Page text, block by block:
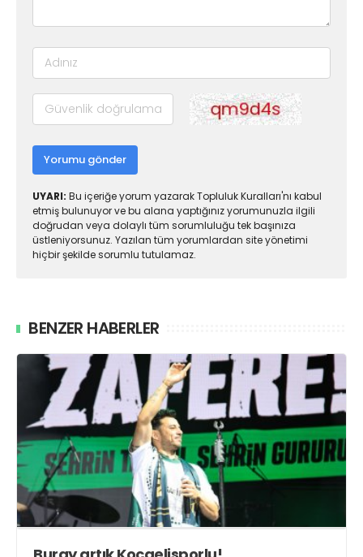
Yorumu gönder
UYARI: Bu içeriğe yorum yazarak Topluluk Kuralları'nı kabul
etmiş bulunuyor ve bu alana yaptığınız yorumunuzla ilgili
doğrudan veya dolaylı tüm sorumluluğu tek başınıza
üstleniyorsunuz. Yazılan tüm yorumlardan site yönetimi
hiçbir şekilde sorumlu tutulamaz.
BENZER HABERLER